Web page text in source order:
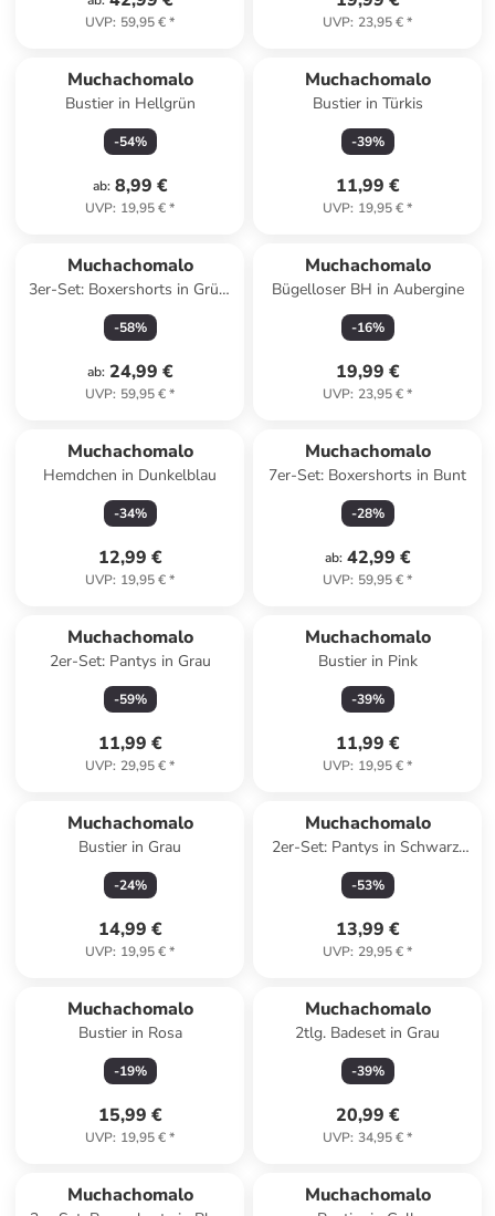
UVP: 59,95 €* UVP: 23,95 €*
Muchachomalo
Bustier in Hellgrün
-54%
ab: 8,99 €
UVP: 19,95 €*
Muchachomalo
Bustier in Türkis
-39%
11,99 €
UVP: 19,95 €*
Muchachomalo
3er-Set: Boxershorts in Grün/
Bunt/ Schwarz
-58%
ab: 24,99 €
UVP: 59,95 €*
Muchachomalo
Bügelloser BH in Aubergine
-16%
19,99 €
UVP: 23,95 €*
Muchachomalo
Hemdchen in Dunkelblau
-34%
12,99 €
UVP: 19,95 €*
Muchachomalo
7er-Set: Boxershorts in Bunt
-28%
ab: 42,99 €
UVP: 59,95 €*
Muchachomalo
2er-Set: Pantys in Grau
-59%
11,99 €
UVP: 29,95 €*
Muchachomalo
Bustier in Pink
-39%
11,99 €
UVP: 19,95 €*
Muchachomalo
Bustier in Grau
-24%
14,99 €
UVP: 19,95 €*
Muchachomalo
2er-Set: Pantys in Schwarz/
Türkis/ Hellblau
-53%
13,99 €
UVP: 29,95 €*
Muchachomalo
Bustier in Rosa
-19%
15,99 €
UVP: 19,95 €*
Muchachomalo
2tlg. Badeset in Grau
-39%
20,99 €
UVP: 34,95 €*
Muchachomalo Muchachomalo